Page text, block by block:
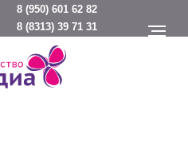
8 (950) 601 62 82
8 (8313) 39 71 31